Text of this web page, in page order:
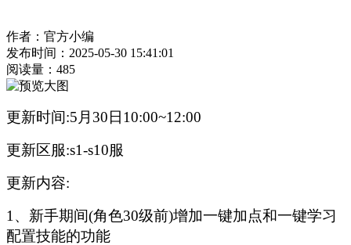
作者：官方小编
发布时间：2025-05-30 15:41:01
阅读量： 485
更新时间:5月30日10:00~12:00
更新区服:s1-s10服
更新内容:
1、新手期间(角色30级前)增加一键加点和一键学习
配置技能的功能